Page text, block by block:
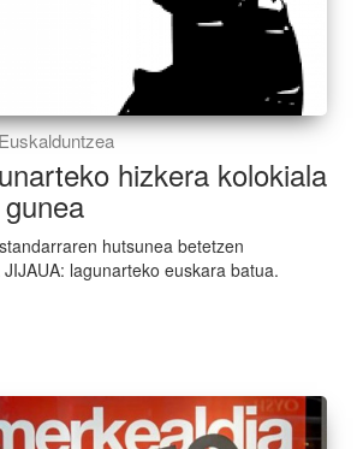
Euskalduntzea
hizkera kolokiala
hutsunea betetzen
lagunarteko euskara batua.